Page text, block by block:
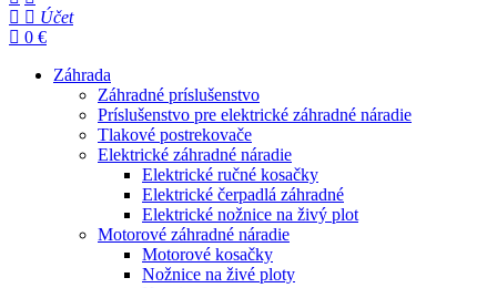
Účet
0 €
Záhrada
Záhradné príslušenstvo
Príslušenstvo pre elektrické záhradné náradie
Tlakové postrekovače
Elektrické záhradné náradie
Elektrické ručné kosačky
Elektrické čerpadlá záhradné
Elektrické nožnice na živý plot
Motorové záhradné náradie
Motorové kosačky
Nožnice na živé ploty